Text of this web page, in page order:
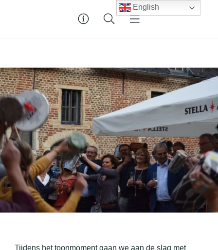
Tijdens het toonmoment gaan we aan de slag met
English